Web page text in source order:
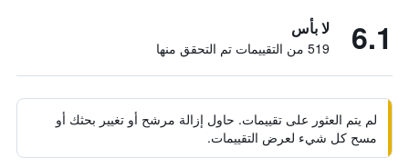
6.1 لا بأس
519 من التقييمات تم التحقق منها
لم يتم العثور على تقييمات. حاول إزالة مرشح أو تغيير بحثك أو
مسح كل شيء لعرض التقييمات.